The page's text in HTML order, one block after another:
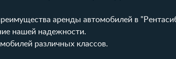
аренды автомобилей в
нашей надежности.
различных классов.